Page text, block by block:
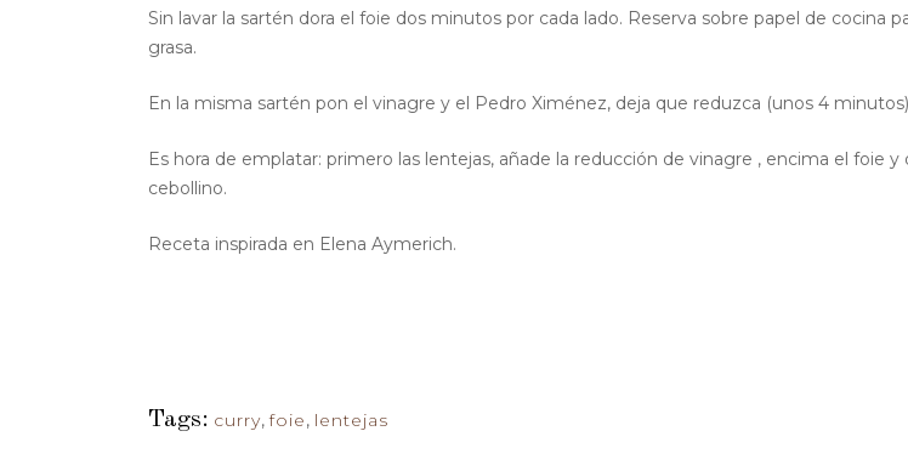
Sin lavar la sartén dora el foie dos minutos por cada lado. Reserva sobre papel de cocina
grasa.
En la misma sartén pon el vinagre y el Pedro Ximénez, deja que reduzca (unos 4
Es hora de emplatar: primero las lentejas, añade la reducción de vinagre , encima el foie
cebollino.
Receta inspirada en Elena Aymerich.
Tags: curry,foie, lentejas